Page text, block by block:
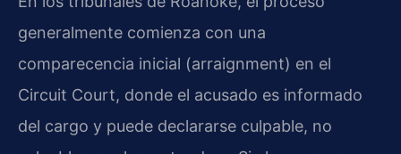
generalmente comienza con una
comparecencia inicial (arraignment) en el
Circuit Court, donde el acusado es informado
del cargo y puede declararse culpable, no